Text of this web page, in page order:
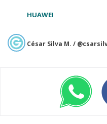
HUAWEI
César Silva M. /